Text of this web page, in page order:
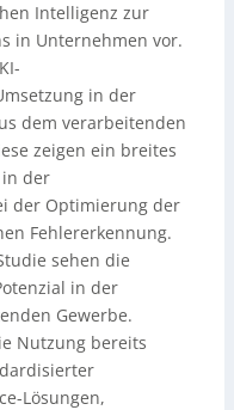
Intelligenz zur
in Unternehmen vor.
in der
dem verarbeitenden
zeigen ein breites
in der
der Optimierung der
Fehlererkennung.
sehen die
in der
Gewerbe.
Nutzung bereits
Lösungen,